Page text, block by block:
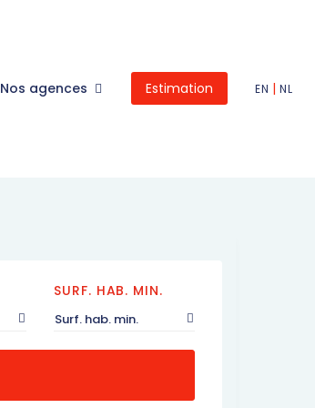
Nos agences Estimation EN | NL
SURF. HAB. MIN.
Surf. hab. min.